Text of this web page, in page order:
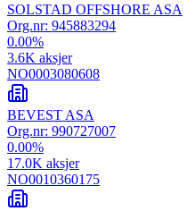
SOLSTAD OFFSHORE ASA
Org.nr: 945883294
0.00%
3.6K aksjer
NO0003080608
BEVEST ASA
Org.nr: 990727007
0.00%
17.0K aksjer
NO0010360175